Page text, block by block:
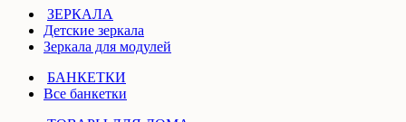
ЗЕРКАЛА
Детские зеркала
Зеркала для модулей
БАНКЕТКИ
Все банкетки